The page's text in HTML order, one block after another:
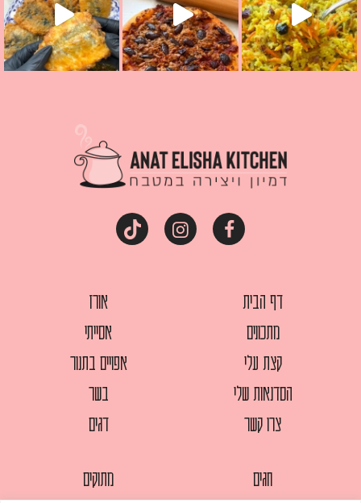
דף הבית
מתכונים
קצת עלי
הסדנאות שלי
צרו קשר
אורז
אסייתי
אפויים בתנור
בשר
דגים
חגים
מתוקים